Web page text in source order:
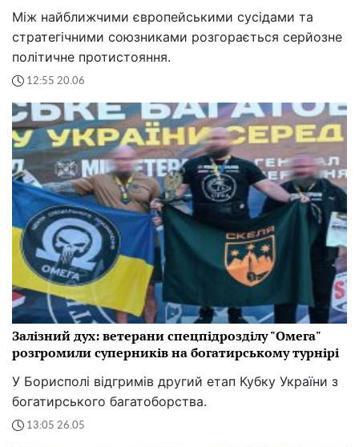
Між найближчими європейськими сусідами та
стратегічними союзниками розгорається серйозне
політичне протистояння.
12:55 20.06
Залізний дух: ветерани спецпідрозділу "Омега"
розгромили суперників на богатирському турнірі
У Борисполі відгримів другий етап Кубку України з
богатирського багатоборства.
13:05 26.05